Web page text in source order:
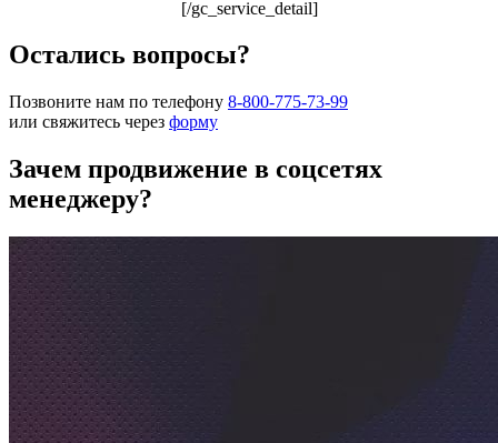
[/gc_service_detail]
Остались вопросы?
Позвоните нам по телефону 8-800-775-73-99
или свяжитесь через форму
Зачем продвижение в соцсетях
менеджеру?